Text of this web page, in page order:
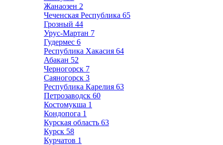
Жанаозен 2
Чеченская Республика 65
Грозный 44
Урус-Мартан 7
Гудермес 6
Республика Хакасия 64
Абакан 52
Черногорск 7
Саяногорск 3
Республика Карелия 63
Петрозаводск 60
Костомукша 1
Кондопога 1
Курская область 63
Курск 58
Курчатов 1